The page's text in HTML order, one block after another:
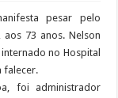
de cursos
ser um erro, veja o
da rede estadual
pesar pelo
aos 73 anos. Nelson
no Hospital
falecer.
foi administrador